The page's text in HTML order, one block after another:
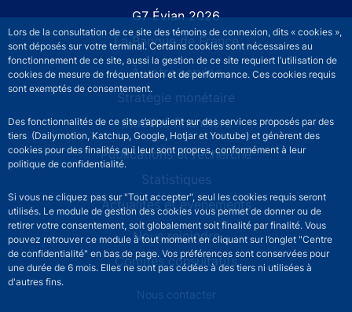
Lors de la consultation de ce site des témoins de connexion, dits « cookies »,
sont déposés sur votre terminal. Certains cookies sont nécessaires au
fonctionnement de ce site, aussi la gestion de ce site requiert l’utilisation de
cookies de mesure de fréquentation et de performance. Ces cookies requis
sont exemptés de consentement.
Des fonctionnalités de ce site s’appuient sur des services proposés par des
tiers (Dailymotion, Katchup, Google, Hotjar et Youtube) et génèrent des
cookies pour des finalités qui leur sont propres, conformément à leur
politique de confidentialité.
Si vous ne cliquez pas sur "Tout accepter", seul les cookies requis seront
utilisés. Le module de gestion des cookies vous permet de donner ou de
retirer votre consentement, soit globalement soit finalité par finalité. Vous
pouvez retrouver ce module à tout moment en cliquant sur l’onglet "Centre
de confidentialité" en bas de page. Vos préférences sont conservées pour
une durée de 6 mois. Elles ne sont pas cédées à des tiers ni utilisées à
d'autres fins.
G7 Évian 2026
La Banque de France
À votre service
Stratégie monétaire
Stabilité financière
Publications et recherche
Statistiques
Actualités et événements
Nous rejoindre
Comités consultatifs
Footer secondary menuNous contacter